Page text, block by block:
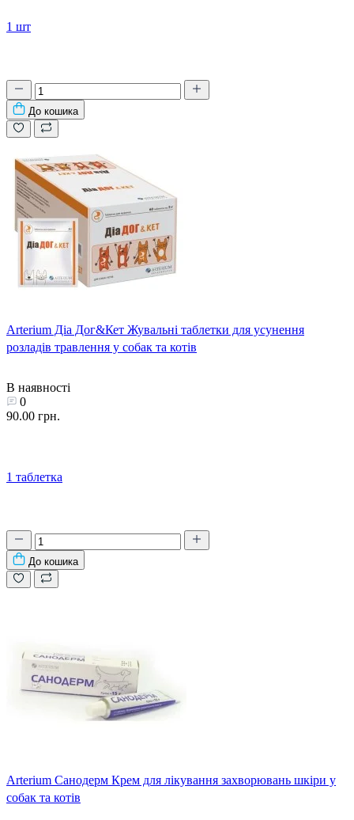
1 шт
До кошика
Arterium Діа Дог&Кет Жувальні таблетки для усунення
розладів травлення у собак та котів
В наявності
0
90.00 грн.
1 таблетка
До кошика
Arterium Санодерм Крем для лікування захворювань шкіри у
собак та котів